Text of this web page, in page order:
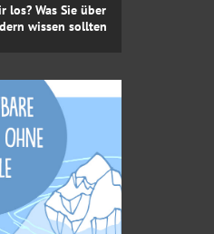
los? Was Sie über
wissen sollten